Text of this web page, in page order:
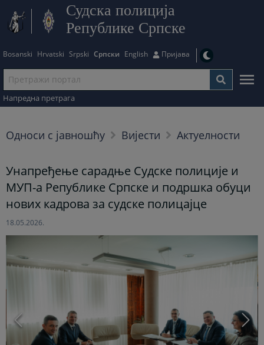
Судска полиција
Републике Српске
Bosanski Hrvatski Srpski Српски English Пријава
Напредна претрага
Односи с јавношћу Вијести Актуелности
Унапређење сарадње Судске полиције и
МУП-а Републике Српске и подршка обуци
нових кадрова за судске полицајце
18.05.2026.